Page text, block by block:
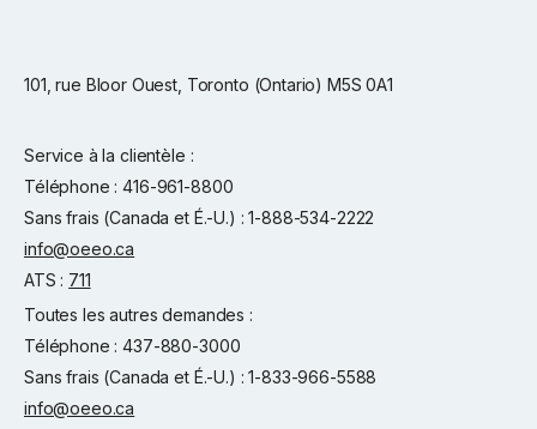
101, rue Bloor Ouest, Toronto (Ontario) M5S 0A1
Service à la clientèle :
Téléphone : 416-961-8800
Sans frais (Canada et É.-U.) : 1-888-534-2222
info@oeeo.ca
ATS : 711
Toutes les autres demandes :
Téléphone : 437-880-3000
Sans frais (Canada et É.-U.) : 1-833-966-5588
info@oeeo.ca